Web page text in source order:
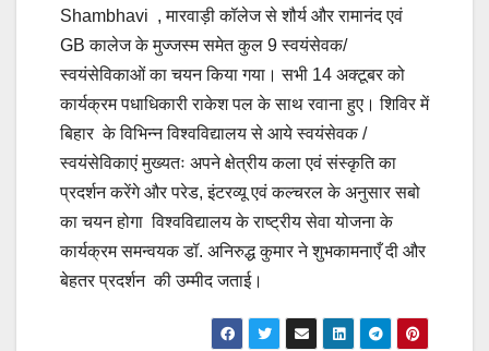
Shambhavi , मारवाड़ी कॉलेज से शौर्य और रामानंद एवं
GB कालेज के मुज्जस्म समेत कुल 9 स्वयंसेवक/
स्वयंसेविकाओं का चयन किया गया। सभी 14 अक्टूबर को
कार्यक्रम पधाधिकारी राकेश पल के साथ रवाना हुए। शिविर में
बिहार के विभिन्न विश्वविद्यालय से आये स्वयंसेवक /
स्वयंसेविकाएं मुख्यतः अपने क्षेत्रीय कला एवं संस्कृति का
प्रदर्शन करेंगे और परेड, इंटरव्यू एवं कल्चरल के अनुसार सबो
का चयन होगा विश्वविद्यालय के राष्ट्रीय सेवा योजना के
कार्यक्रम समन्वयक डॉ. अनिरुद्ध कुमार ने शुभकामनाएँ दी और
बेहतर प्रदर्शन की उम्मीद जताई।